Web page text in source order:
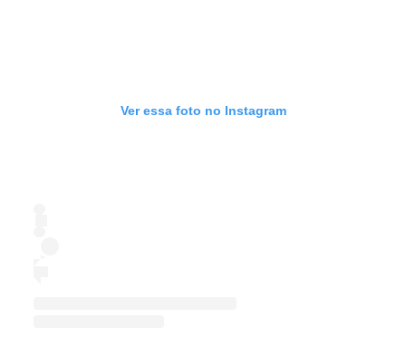
Ver essa foto no Instagram